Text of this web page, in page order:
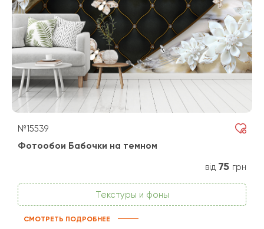
№15539
Фотообои Бабочки на темном
від 75 грн
Текстуры и фоны
СМОТРЕТЬ ПОДРОБНЕЕ